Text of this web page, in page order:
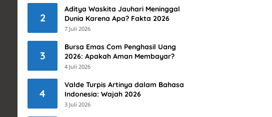
2
Aditya Waskita Jauhari Meninggal
Dunia Karena Apa? Fakta 2026
7 Juli 2026
3
Bursa Emas Com Penghasil Uang
2026: Apakah Aman Membayar?
4 Juli 2026
4
Valde Turpis Artinya dalam Bahasa
Indonesia: Wajah 2026
3 Juli 2026